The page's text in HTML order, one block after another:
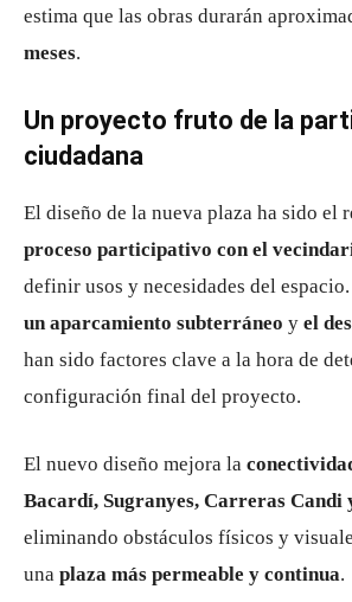
estima que las obras durarán
meses.
Un proyecto fruto de la
ciudadana
El diseño de la nueva plaza ha sido el
proceso participativo con el
definir usos y necesidades del espacio.
un aparcamiento subterráneo y el
han sido factores clave a la hora de
configuración final del proyecto.
El nuevo diseño mejora la
Bacardí, Sugranyes, Carreras Candi
eliminando obstáculos físicos y
una plaza más permeable y continua.